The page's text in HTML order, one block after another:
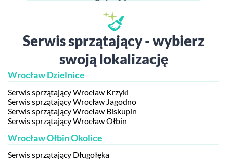
Serwis sprzątający - wybierz
swoją lokalizację
Wrocław Dzielnice
Serwis sprzątający Wrocław Krzyki
Serwis sprzątający Wrocław Jagodno
Serwis sprzątający Wrocław Biskupin
Serwis sprzątający Wrocław Ołbin
Wrocław Ołbin Okolice
Serwis sprzątający Długołęka